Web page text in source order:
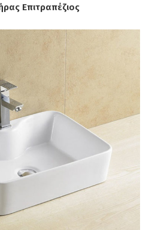
Επιτραπέζιος